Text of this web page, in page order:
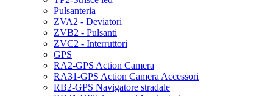
Pulsanteria
ZVA2 - Deviatori
ZVB2 - Pulsanti
ZVC2 - Interruttori
GPS
RA2-GPS Action Camera
RA31-GPS Action Camera Accessori
RB2-GPS Navigatore stradale